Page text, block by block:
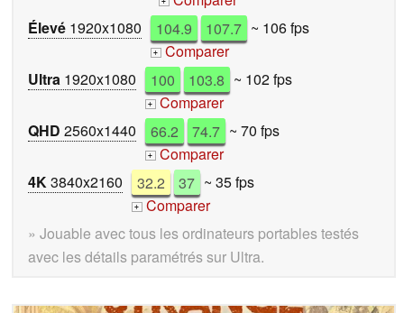
Élevé 1920x1080 104.9 107.7 ~ 106 fps
+ Comparer
Ultra 1920x1080 100 103.8 ~ 102 fps
+ Comparer
QHD 2560x1440 66.2 74.7 ~ 70 fps
+ Comparer
4K3840x2160 32.2 37 ~ 35 fps
+ Comparer
» Jouable avec tous les ordinateurs portables testés
avec les détails paramétrés sur Ultra.